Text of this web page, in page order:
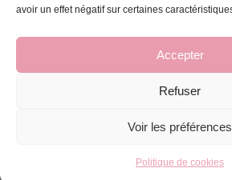
avoir un effet négatif sur certaines
Accepter
Refuser
Voir les préférences
Politique de cookies
Conditions
FAQ